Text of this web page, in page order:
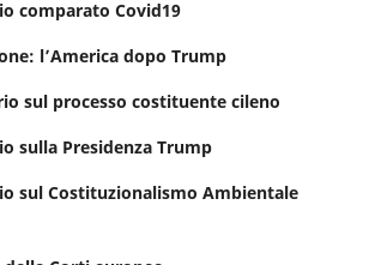
comparato Covid19
l’America dopo Trump
sul processo costituente cileno
sulla Presidenza Trump
sul Costituzionalismo Ambientale